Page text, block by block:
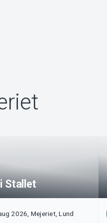
Stallet
2026, Mejeriet, Lund